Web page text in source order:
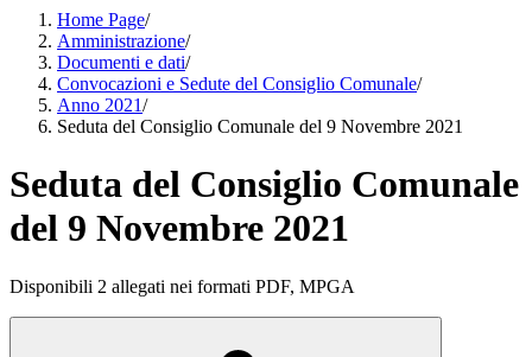
Home Page/
Amministrazione/
Documenti e dati/
Convocazioni e Sedute del Consiglio Comunale/
Anno 2021/
Seduta del Consiglio Comunale del 9 Novembre 2021
Seduta del Consiglio Comunale
del 9 Novembre 2021
Disponibili 2 allegati nei formati PDF, MPGA